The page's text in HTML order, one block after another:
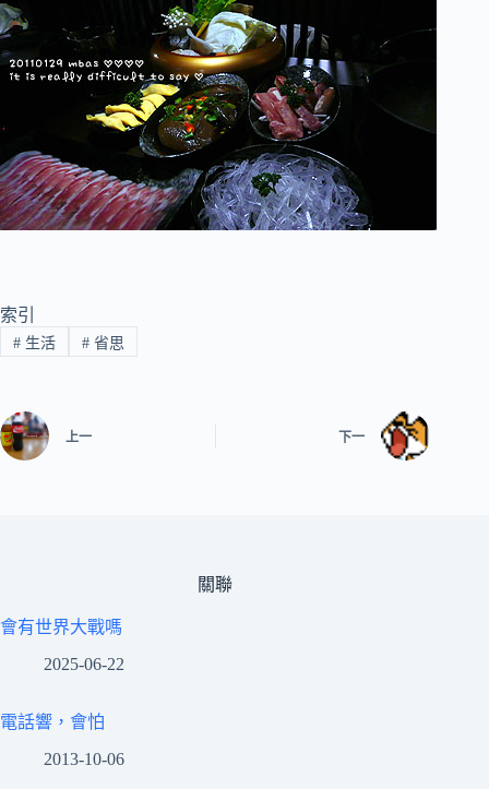
索引
#生活 #省思
上一 下一
關聯
會有世界大戰嗎
2025-06-22
電話響，會怕
2013-10-06